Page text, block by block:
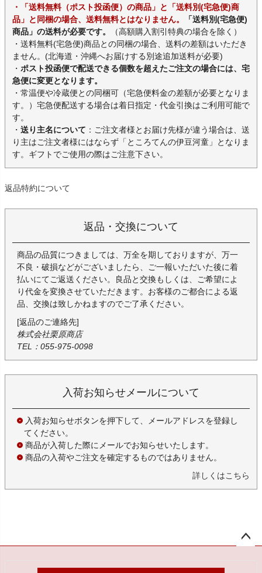
・「送料無料（ポスト投函便）の商品」と「送料別(宅急便)商
品」と同梱の場合、送料無料とはなりません。
「送料別(宅急便)
商品」の送料が必要です。
（高額購入割引特典の場合を除く）
・送料無料(宅急便)商品との同梱の場合、送料の差額はいただき
ません。(北海道・沖縄へお届けする別途追加送料が必要)
・ ポスト投函便で配送できる個数を超えたご注文の場合には、宅
急便に変更となります。
・常温便や冷蔵便との同梱可（宅急便料金の差額が必要となりま
す。）宅急便配送する場合は着日指定・代金引換はご利用可能で
す。
・ 送り主名について ：ご注文者様とお届け先様が違う場合は、送
り主はご注文者様にはならず「ところてんの伊豆河童」となりま
す。ギフトでご使用の際はご注意下さい。
返品特約について
返品・交換について
商品の品質につきましては、万全を期しておりますが、万一
不良・破損などがございましたら、ご一報いただいた後に着
払いにてご返送ください。良品と交換もしくは、ご希望によ
り代金を変換させていただきます。お客様のご都合による返
品、交換は致しかねますのでご了承ください。
[返品のご連絡先]
株式会社栗原商店
TEL：055-975-0098
入荷お知らせメールについて
入荷お知らせボタンを押下して、メールアドレスを登録し
てください。
商品が入荷した際にメールでお知らせいたします。
商品の入荷やご注文を確定するものではありません。
詳しくはこちら